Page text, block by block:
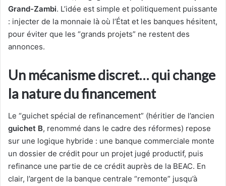
Grand-Zambi. L’idée est simple et politiquement puissante
: injecter de la monnaie là où l’État et les banques hésitent,
pour éviter que les “grands projets” ne restent des
annonces.
Un mécanisme discret… qui change
la nature du financement
Le “guichet spécial de refinancement” (héritier de l’ancien
guichet B, renommé dans le cadre des réformes) repose
sur une logique hybride : une banque commerciale monte
un dossier de crédit pour un projet jugé productif, puis
refinance une partie de ce crédit auprès de la BEAC. En
clair, l’argent de la banque centrale “remonte” jusqu’à